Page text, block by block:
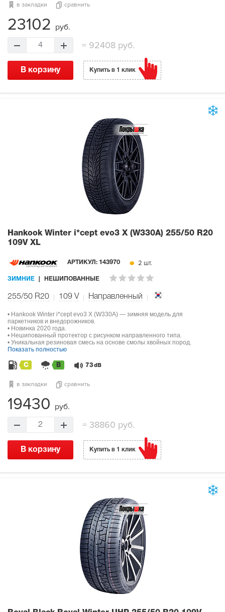
в закладки сравнить
23102 руб.
4 = 92408 руб.
В корзину Купить в 1 клик
Hankook Winter i*cept evo3 X (W330A) 255/50 R20
109V XL
АРТИКУЛ: 143970 2 шт.
ЗИМНИЕ НЕШИПОВАННЫЕ
255/50 R20 109 V Направленный
• Hankook Winter i*cept evo3 X (W330A) — зимняя модель для
паркетников и внедорожников.
• Новинка 2020 года.
• Нешипованный протектор с рисунком направленного типа.
• Уникальная резиновая смесь на основе смолы хвойных пород.
Показать полностью
C B 73 dB
в закладки сравнить
19430 руб.
2 =38860 руб.
В корзину Купить в 1 клик